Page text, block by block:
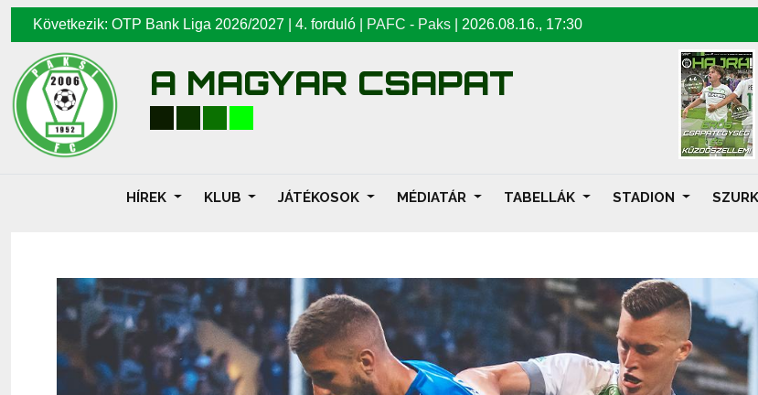
Következik: OTP Bank Liga 2026/2027 | 4. forduló | PAFC - Paks 2026.08.16., 17:30
A MAGYAR CSAPAT
HÍREK KLUB JÁTÉKOSOK MÉDIATÁR TABELLÁK STADION